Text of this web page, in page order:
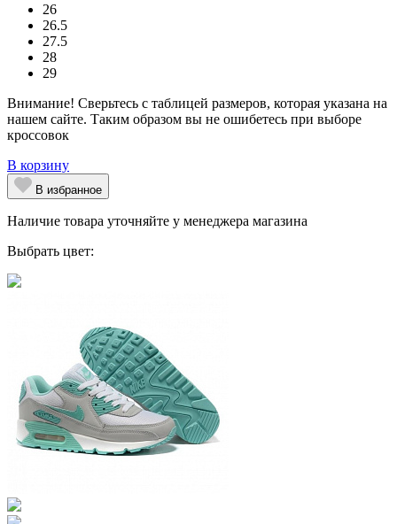
26
26.5
27.5
28
29
Внимание! Сверьтесь с таблицей размеров, которая указана на
нашем сайте. Таким образом вы не ошибетесь при выборе
кроссовок
В корзину
В избранное
Наличие товара уточняйте у менеджера магазина
Выбрать цвет: